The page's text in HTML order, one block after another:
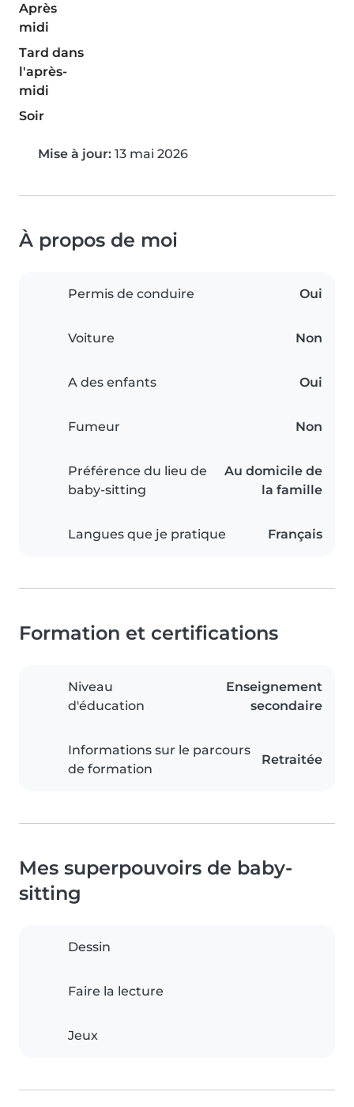
Après
midi
Tard dans
l'après-
midi
Soir
Mise à jour: 13 mai 2026
À propos de moi
Permis de conduire Oui
Voiture Non
A des enfants Oui
Fumeur Non
Préférence du lieu de
baby-sitting
Au domicile de
la famille
Langues que je pratique Français
Formation et certifications
Niveau
d'éducation
Enseignement
secondaire
Informations sur le parcours
de formation
Retraitée
Mes superpouvoirs de baby-
sitting
Dessin
Faire la lecture
Jeux